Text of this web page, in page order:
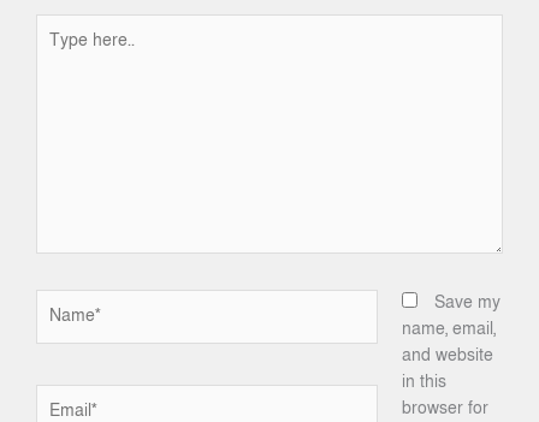
here..
Save my
name, email,
and website
in this
browser for